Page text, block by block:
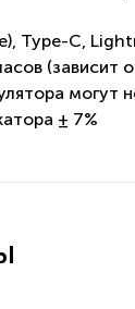
Type-C,
(зависит
могут
± 7%